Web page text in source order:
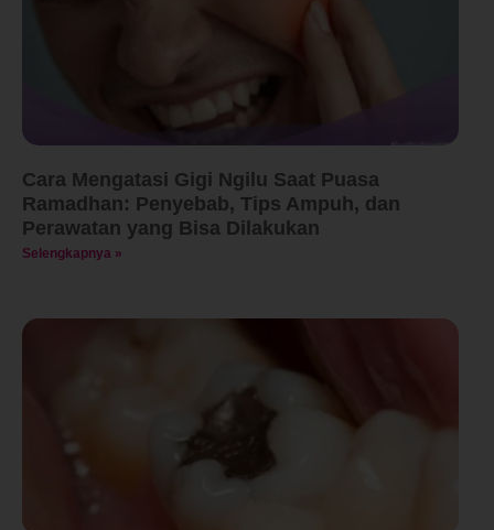
Cara Mengatasi Gigi Ngilu Saat Puasa
Ramadhan: Penyebab, Tips Ampuh, dan
Perawatan yang Bisa Dilakukan
Selengkapnya »